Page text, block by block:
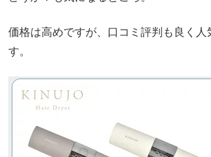
価格は高めですが、口コミ評判も良く人
す。